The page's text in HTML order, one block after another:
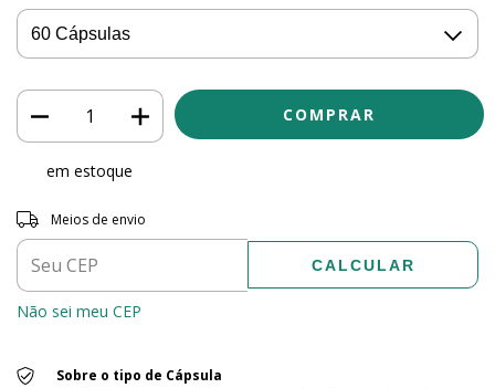
em estoque
Entregas para o CEP:
Meios de envio
CALCULAR
Não sei meu CEP
Sobre o tipo de Cápsula